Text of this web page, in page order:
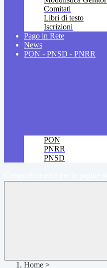
Comitati
Libri di testo
Iscrizioni
Pago in Rete
News
PON - PNSD - PNRR
PON
PNRR
PNSD
Home >